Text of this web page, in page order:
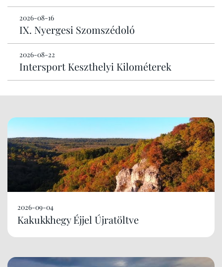
2026-08-16
IX. Nyergesi Szomszédoló
2026-08-22
Intersport Keszthelyi Kilométerek
2026-09-04
Kakukkhegy Éjjel Újratöltve